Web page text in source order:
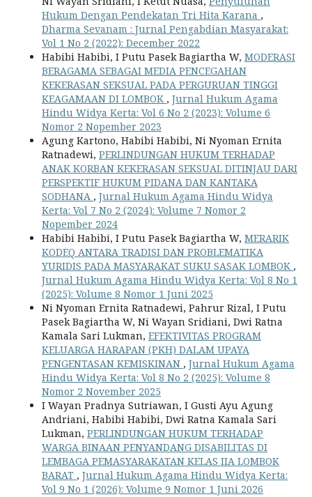
Hukum Dengan Pendekatan Tri Hita Karana ,
Dharma Sevanam : Jurnal Pengabdian Masyarakat:
Vol 1 No 2 (2022): December 2022
Habibi Habibi, I Putu Pasek Bagiartha W, MODERASI
BERAGAMA SEBAGAI MEDIA PENCEGAHAN
KEKERASAN SEKSUAL PADA PERGURUAN TINGGI
KEAGAMAAN DI LOMBOK , Jurnal Hukum Agama
Hindu Widya Kerta: Vol 6 No 2 (2023): Volume 6
Nomor 2 Nopember 2023
Agung Kartono, Habibi Habibi, Ni Nyoman Ernita
Ratnadewi, PERLINDUNGAN HUKUM TERHADAP
ANAK KORBAN KEKERASAN SEKSUAL DITINJAU DARI
PERSPEKTIF HUKUM PIDANA DAN KANTAKA
SODHANA , Jurnal Hukum Agama Hindu Widya
Kerta: Vol 7 No 2 (2024): Volume 7 Nomor 2
Nopember 2024
Habibi Habibi, I Putu Pasek Bagiartha W, MERARIK
KODEQ ANTARA TRADISI DAN PROBLEMATIKA
YURIDIS PADA MASYARAKAT SUKU SASAK LOMBOK ,
Jurnal Hukum Agama Hindu Widya Kerta: Vol 8 No 1
(2025): Volume 8 Nomor 1 Juni 2025
Ni Nyoman Ernita Ratnadewi, Pahrur Rizal, I Putu
Pasek Bagiartha W, Ni Wayan Sridiani, Dwi Ratna
Kamala Sari Lukman, EFEKTIVITAS PROGRAM
KELUARGA HARAPAN (PKH) DALAM UPAYA
PENGENTASAN KEMISKINAN , Jurnal Hukum Agama
Hindu Widya Kerta: Vol 8 No 2 (2025): Volume 8
Nomor 2 November 2025
I Wayan Pradnya Sutriawan, I Gusti Ayu Agung
Andriani, Habibi Habibi, Dwi Ratna Kamala Sari
Lukman, PERLINDUNGAN HUKUM TERHADAP
WARGA BINAAN PENYANDANG DISABILITAS DI
LEMBAGA PEMASYARAKATAN KELAS IIA LOMBOK
BARAT , Jurnal Hukum Agama Hindu Widya Kerta:
Vol 9 No 1 (2026): Volume 9 Nomor 1 Juni 2026